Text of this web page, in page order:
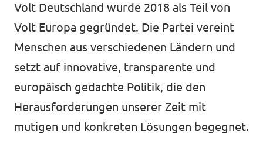
Volt Deutschland wurde 2018 als Teil von
Volt Europa gegründet. Die Partei vereint
Menschen aus verschiedenen Ländern und
setzt auf innovative, transparente und
europäisch gedachte Politik, die den
Herausforderungen unserer Zeit mit
mutigen und konkreten Lösungen begegnet.